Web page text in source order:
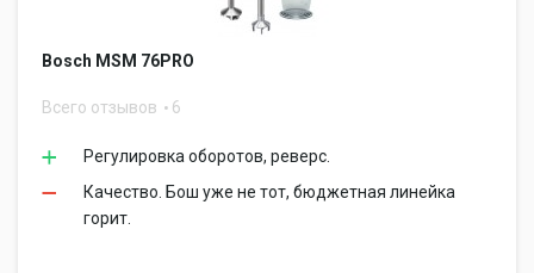
Bosch MSM 76PRO
Всего отзывов 6
Регулировка оборотов, реверс.
Качество. Бош уже не тот, бюджетная линейка
горит.